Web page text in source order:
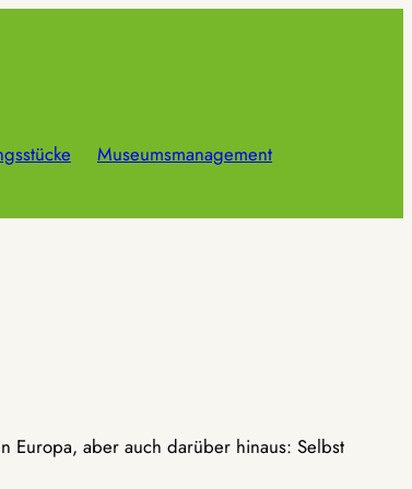
Museumsmanagement
Europa, aber auch darüber hinaus: Selbst